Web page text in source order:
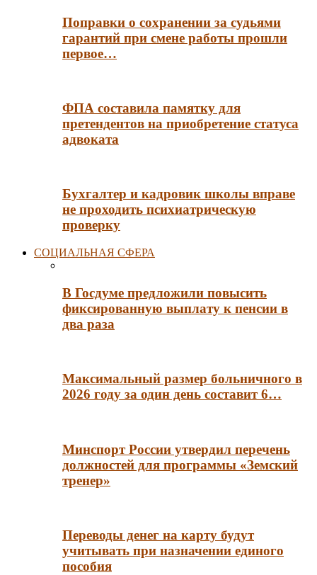
Поправки о сохранении за судьями
гарантий при смене работы прошли
первое…
ФПА составила памятку для
претендентов на приобретение статуса
адвоката
Бухгалтер и кадровик школы вправе
не проходить психиатрическую
проверку
СОЦИАЛЬНАЯ СФЕРА
В Госдуме предложили повысить
фиксированную выплату к пенсии в
два раза
Максимальный размер больничного в
2026 году за один день составит 6…
Минспорт России утвердил перечень
должностей для программы «Земский
тренер»
Переводы денег на карту будут
учитывать при назначении единого
пособия